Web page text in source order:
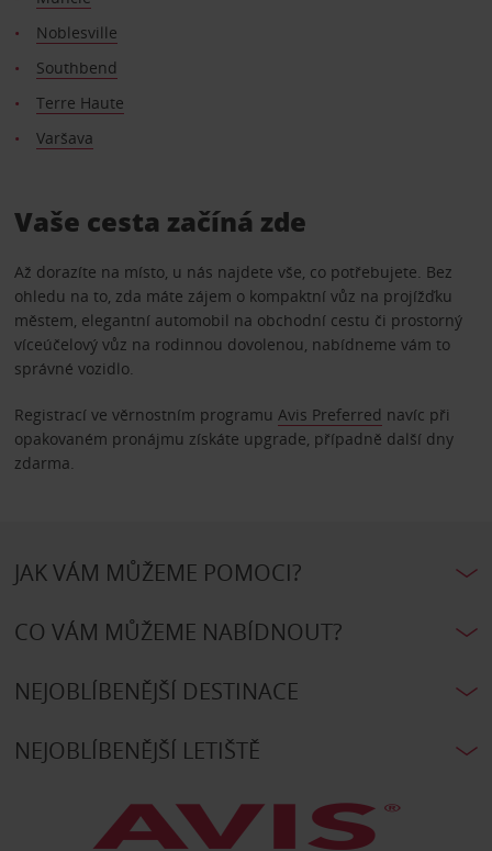
Noblesville
Southbend
Terre Haute
Varšava
Vaše cesta začíná zde
Až dorazíte na místo, u nás najdete vše, co potřebujete. Bez
ohledu na to, zda máte zájem o kompaktní vůz na projížďku
městem, elegantní automobil na obchodní cestu či prostorný
víceúčelový vůz na rodinnou dovolenou, nabídneme vám to
správné vozidlo.
Registrací ve věrnostním programu Avis Preferred navíc při
opakovaném pronájmu získáte upgrade, případně další dny
zdarma.
JAK VÁM MŮŽEME POMOCI?
CO VÁM MŮŽEME NABÍDNOUT?
NEJOBLÍBENĚJŠÍ DESTINACE
NEJOBLÍBENĚJŠÍ LETIŠTĚ